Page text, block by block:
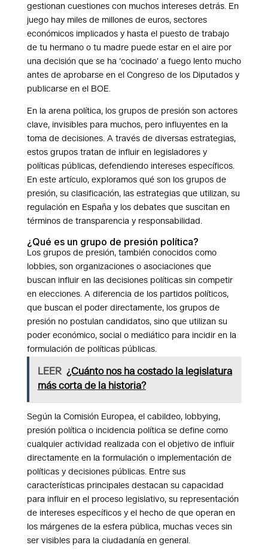
gestionan cuestiones con muchos intereses detrás. En
juego hay miles de millones de euros, sectores
económicos implicados y hasta el puesto de trabajo
de tu hermano o tu madre puede estar en el aire por
una decisión que se ha ‘cocinado’ a fuego lento mucho
antes de aprobarse en el Congreso de los Diputados y
publicarse en el BOE.
En la arena política, los grupos de presión son actores
clave, invisibles para muchos, pero influyentes en la
toma de decisiones. A través de diversas estrategias,
estos grupos tratan de influir en legisladores y
políticas públicas, defendiendo intereses específicos.
En este artículo, exploramos qué son los grupos de
presión, su clasificación, las estrategias que utilizan, su
regulación en España y los debates que suscitan en
términos de transparencia y responsabilidad.
¿Qué es un grupo de presión política?
Los grupos de presión, también conocidos como
lobbies, son organizaciones o asociaciones que
buscan influir en las decisiones políticas sin competir
en elecciones. A diferencia de los partidos políticos,
que buscan el poder directamente, los grupos de
presión no postulan candidatos, sino que utilizan su
poder económico, social o mediático para incidir en la
formulación de políticas públicas.
LEER ¿Cuánto nos ha costado la legislatura
más corta de la historia?
Según la Comisión Europea, el cabildeo, lobbying,
presión política o incidencia política se define como
cualquier actividad realizada con el objetivo de influir
directamente en la formulación o implementación de
políticas y decisiones públicas. Entre sus
características principales destacan su capacidad
para influir en el proceso legislativo, su representación
de intereses específicos y el hecho de que operan en
los márgenes de la esfera pública, muchas veces sin
ser visibles para la ciudadanía en general.